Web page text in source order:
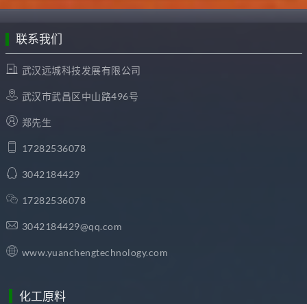
联系我们
武汉远城科技发展有限公司
武汉市武昌区中山路496号
郑先生
17282536078
3042184429
17282536078
3042184429@qq.com
www.yuanchengtechnology.com
化工原料